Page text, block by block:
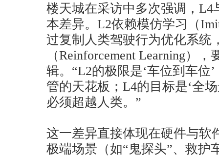
楼天城在采访中多次强调，
本差异。L2依赖模仿学习（
过复制人类驾驶行为优化系统
（Reinforcement Learning）
辑。“L2的极限是‘车位到车位
管的天花板；L4的目标是‘全
必须超越人类。”
这一差异直接体现在硬件与软
极端场景（如“鬼探头”、救护